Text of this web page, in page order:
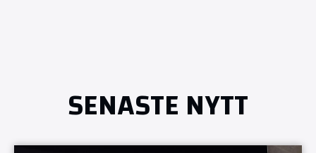
SENASTE NYTT